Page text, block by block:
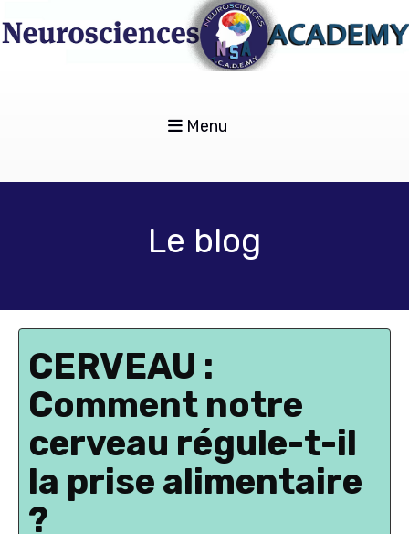
Menu
Le blog
CERVEAU :
Comment notre
cerveau régule-t-il
la prise alimentaire
?